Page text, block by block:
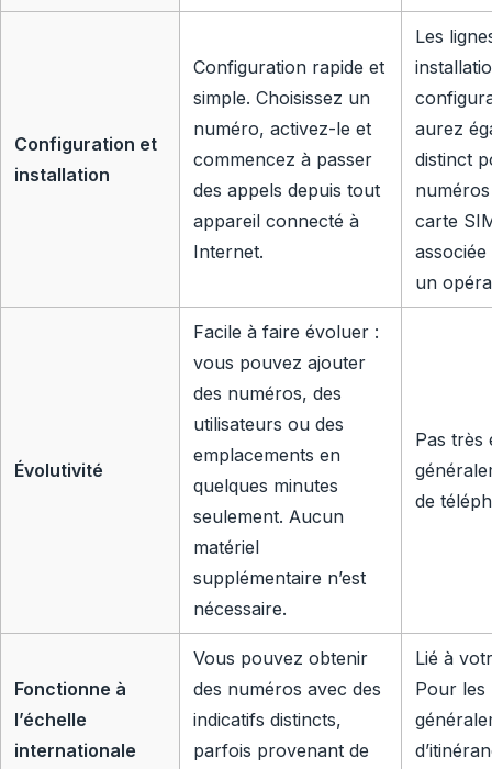
Configuration et
installation
Configuration rapide et
simple. Choisissez un
numéro, activez-le et
commencez à passer
des appels depuis tout
appareil connecté à
Internet.
Les
aurez
distinct
carte
un
Évolutivité
Facile à faire évoluer :
vous pouvez ajouter
des numéros, des
utilisateurs ou des
emplacements en
quelques minutes
seulement. Aucun
matériel
supplémentaire n’est
nécessaire.
Pas très
de
Fonctionne à
l’échelle
internationale
Vous pouvez obtenir
des numéros avec des
indicatifs distincts,
parfois provenant de
Lié à
Pour les